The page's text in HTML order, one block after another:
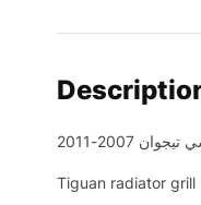
2007-2011
Tiguan radiator grill